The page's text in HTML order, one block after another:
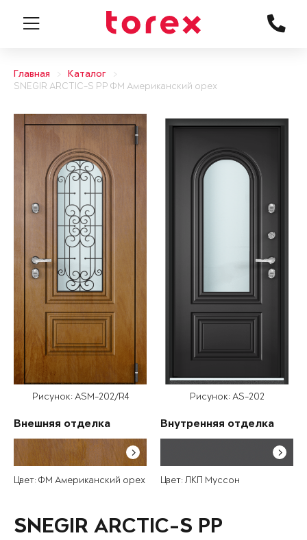
Главная
Каталог
SNEGIR ARCTIC-S PP ФМ Американский орех
Рисунок: ASM-202/R4
Внешняя отделка
Цвет: ФМ Американский орех
Рисунок: AS-202
Внутренняя отделка
Цвет: ЛКП Муссон
SNEGIR ARCTIC-S PP